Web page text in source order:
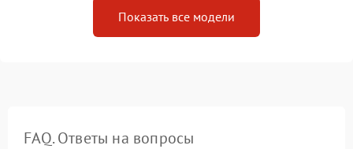
Показать все модели
FAQ. Ответы на вопросы